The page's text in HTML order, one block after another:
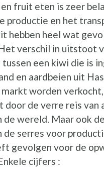
fruit eten is zeer
productie en het
hebben heel wat
verschil in uitstoot
tussen een kiwi die is
en aardbeien uit
worden
door de verre reis van
de wereld. Maar ook de
de serres voor
gevolgen voor de
cijfers :